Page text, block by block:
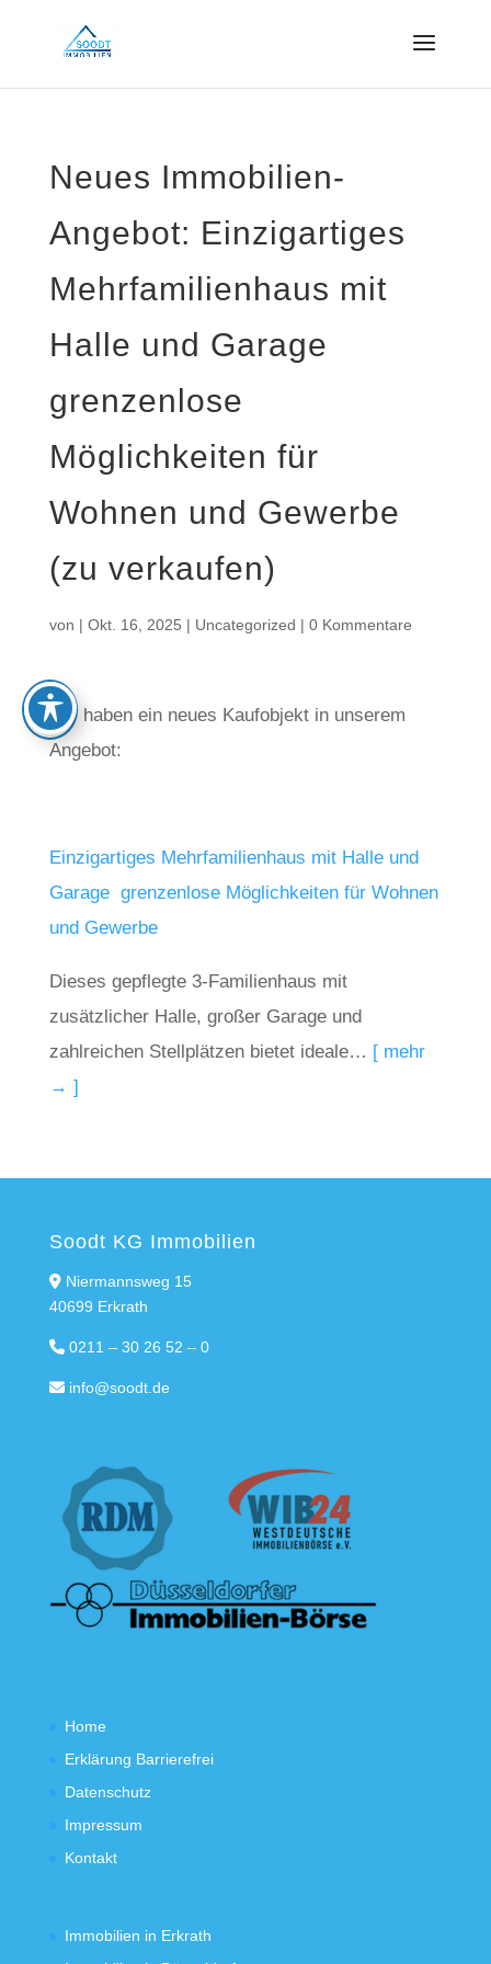
Neues Immobilien-
Angebot: Einzigartiges
Mehrfamilienhaus mit
Halle und Garage 
grenzenlose
Möglichkeiten für
Wohnen und Gewerbe
(zu verkaufen)
von | Okt. 16, 2025 | Uncategorized | 0 Kommentare
Wir haben ein neues Kaufobjekt in unserem
Angebot:
Einzigartiges Mehrfamilienhaus mit Halle und
Garage  grenzenlose Möglichkeiten für Wohnen
und Gewerbe
Dieses gepflegte 3-Familienhaus mit
zusätzlicher Halle, großer Garage und
zahlreichen Stellplätzen bietet ideale… [ mehr
→ ]
Soodt KG Immobilien
Niermannsweg 15
40699 Erkrath
0211 – 30 26 52 – 0
info@soodt.de
Home
Erklärung Barrierefrei
Datenschutz
Impressum
Kontakt
Immobilien in Erkrath